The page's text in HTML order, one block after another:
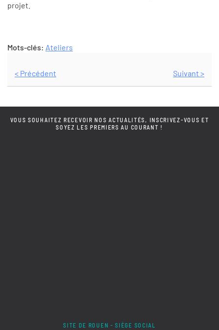
projet.
Mots-clés: Ateliers
< Précédent Suivant >
VOUS SOUHAITEZ RECEVOIR NOS ACTUALITÉS, INSCRIVEZ-VOUS ET
SOYEZ LES PREMIERS AU COURANT !
SITE DE ROUEN - SIÈGE SOCIAL